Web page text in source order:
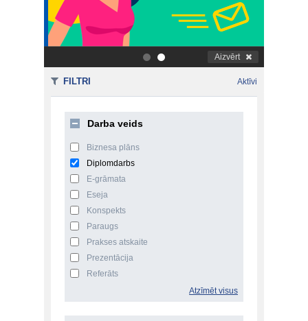
. Aizvērt
FILTRI Aktīvi
Darba veids
Biznesa plāns
Diplomdarbs
E-grāmata
Eseja
Konspekts
Paraugs
Prakses atskaite
Prezentācija
Referāts
Atzīmēt visus